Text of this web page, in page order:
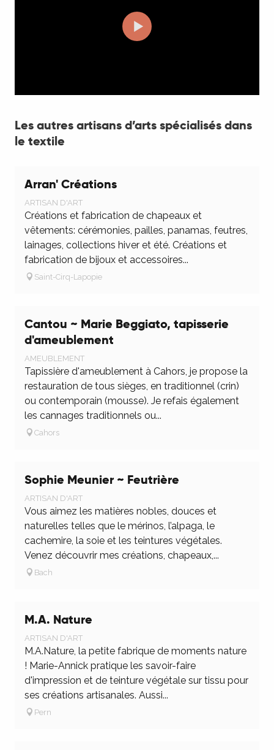
Les autres artisans d’arts spécialisés dans
le textile
Arran' Créations
ARTISAN D'ART
Créations et fabrication de chapeaux et
vêtements: cérémonies, pailles, panamas, feutres,
lainages, collections hiver et été. Créations et
fabrication de bijoux et accessoires...
Saint-Cirq-Lapopie
Cantou ~ Marie Beggiato, tapisserie
d'ameublement
AMEUBLEMENT
Tapissière d'ameublement à Cahors, je propose la
restauration de tous sièges, en traditionnel (crin)
ou contemporain (mousse). Je refais également
les cannages traditionnels ou...
Cahors
Sophie Meunier ~ Feutrière
ARTISAN D'ART
Vous aimez les matières nobles, douces et
naturelles telles que le mérinos, l’alpaga, le
cachemire, la soie et les teintures végétales.
Venez découvrir mes créations, chapeaux,...
Bach
M.A. Nature
ARTISAN D'ART
M.A.Nature, la petite fabrique de moments nature
! Marie-Annick pratique les savoir-faire
d'impression et de teinture végétale sur tissu pour
ses créations artisanales. Aussi...
Pern